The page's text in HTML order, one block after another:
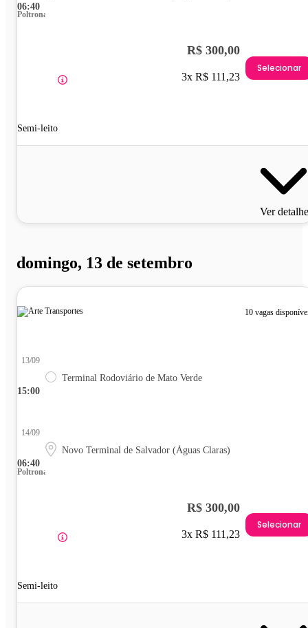
06:40
Poltrona
Semi-leito
R$ 300,00
3x R$ 111,23
Selecionar
Ver
domingo, 13 de setembro
10 vagas
15:00
13/09
Terminal Rodoviário de Mato Verde
06:40
14/09
Novo Terminal de Salvador (Águas Claras)
Poltrona
Semi-leito
R$ 300,00
3x R$ 111,23
Selecionar